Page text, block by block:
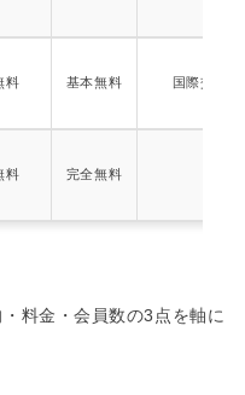
料 基本無料 国際交流
料 完全無料
料金・会員数の3点を軸に